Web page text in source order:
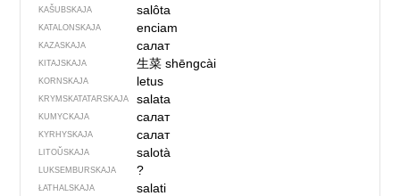
KAŠUBSKAJA salôta
KATALONSKAJA enciam
KAZASKAJA салат
KITAJSKAJA 生菜shēngcài
KORNSKAJA letus
KRYMSKA­TATARSKAJA salata
KUMYCKAJA салат
KYRHYSKAJA салат
LITOŬSKAJA salotà
LUKSEMBURSKAJA ?
ŁATHALSKAJA salati